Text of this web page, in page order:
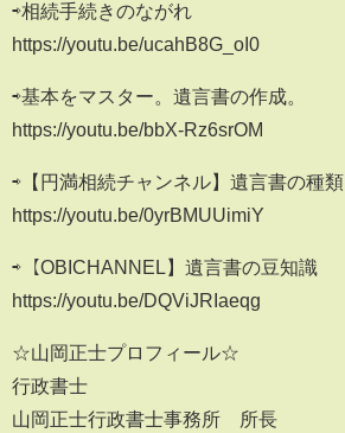
⇨相続手続きのながれ
https://youtu.be/ucahB8G_oI0
⇨基本をマスター。遺言書の作成。
https://youtu.be/bbX-Rz6srOM
⇨【円満相続チャンネル】遺言書の種類
https://youtu.be/0yrBMUUimiY
⇨【OBICHANNEL】遺言書の豆知識
https://youtu.be/DQViJRIaeqg
☆山岡正士プロフィール☆
行政書士
山岡正士行政書士事務所 所長